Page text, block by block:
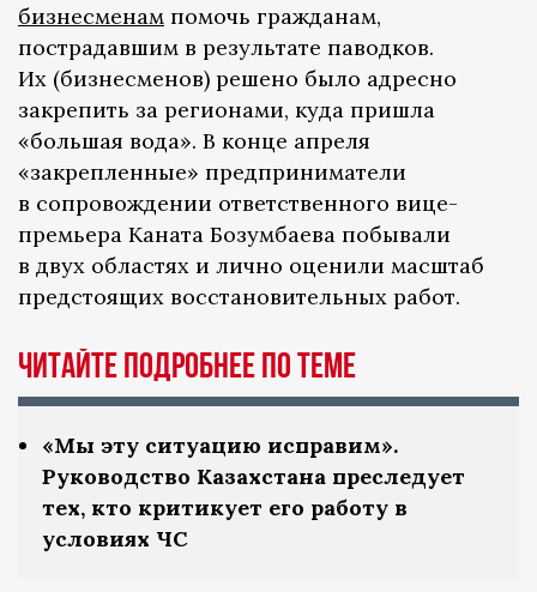
бизнесменам помочь гражданам,
пострадавшим в результате паводков.
Их (бизнесменов) решено было адресно
закрепить за регионами, куда пришла
«большая вода». В конце апреля
«закрепленные» предприниматели
в сопровождении ответственного вице-
премьера Каната Бозумбаева побывали
в двух областях и лично оценили масштаб
предстоящих восстановительных работ.
ЧИТАЙТЕ ПОДРОБНЕЕ ПО ТЕМЕ
«Мы эту ситуацию исправим».
Руководство Казахстана преследует
тех, кто критикует его работу в
условиях ЧС